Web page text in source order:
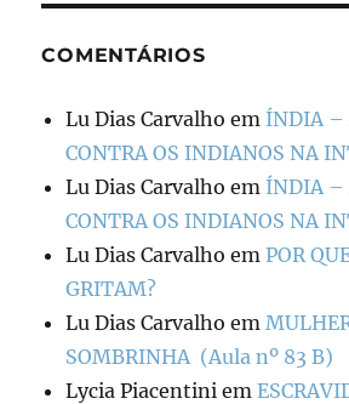
COMENTÁRIOS
Lu Dias Carvalho em ÍNDIA –
CONTRA OS INDIANOS NA
Lu Dias Carvalho em ÍNDIA –
CONTRA OS INDIANOS NA
Lu Dias Carvalho em POR
GRITAM?
Lu Dias Carvalho em
SOMBRINHA (Aula nº 83 B)
Lycia Piacentini em